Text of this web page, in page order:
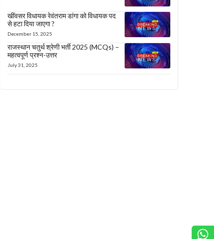
खींवसर विधायक रेवंतराम डांगा को विधायक पद
से हटा दिया जाएगा ?
December 15, 2025
राजस्थान चतुर्थ श्रेणी भर्ती 2025 (MCQs) –
महत्वपूर्ण प्रश्न-उत्तर
July 31, 2025